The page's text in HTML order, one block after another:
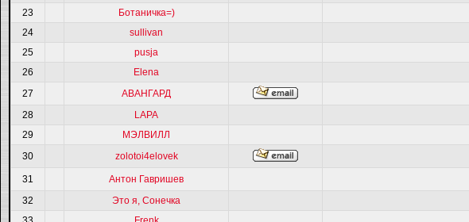
23
Ботаничка=)
24
sullivan
25
pusja
26
Elena
27
АВАНГАРД
28
LAPA
29
МЭЛВИЛЛ
30
zolotoi4elovek
31 Антон Гавришев
32
Это я, Сонечка